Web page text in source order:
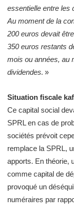
essentielle entre les
Au moment de la
200 euros devait
350 euros restants
mois ou années, au
dividendes. »
Situation fiscale
Ce capital social
SPRL en cas de
sociétés prévoit
remplace la SPRL,
apports. En théorie,
comme capital de
provoqué un
numéraires par